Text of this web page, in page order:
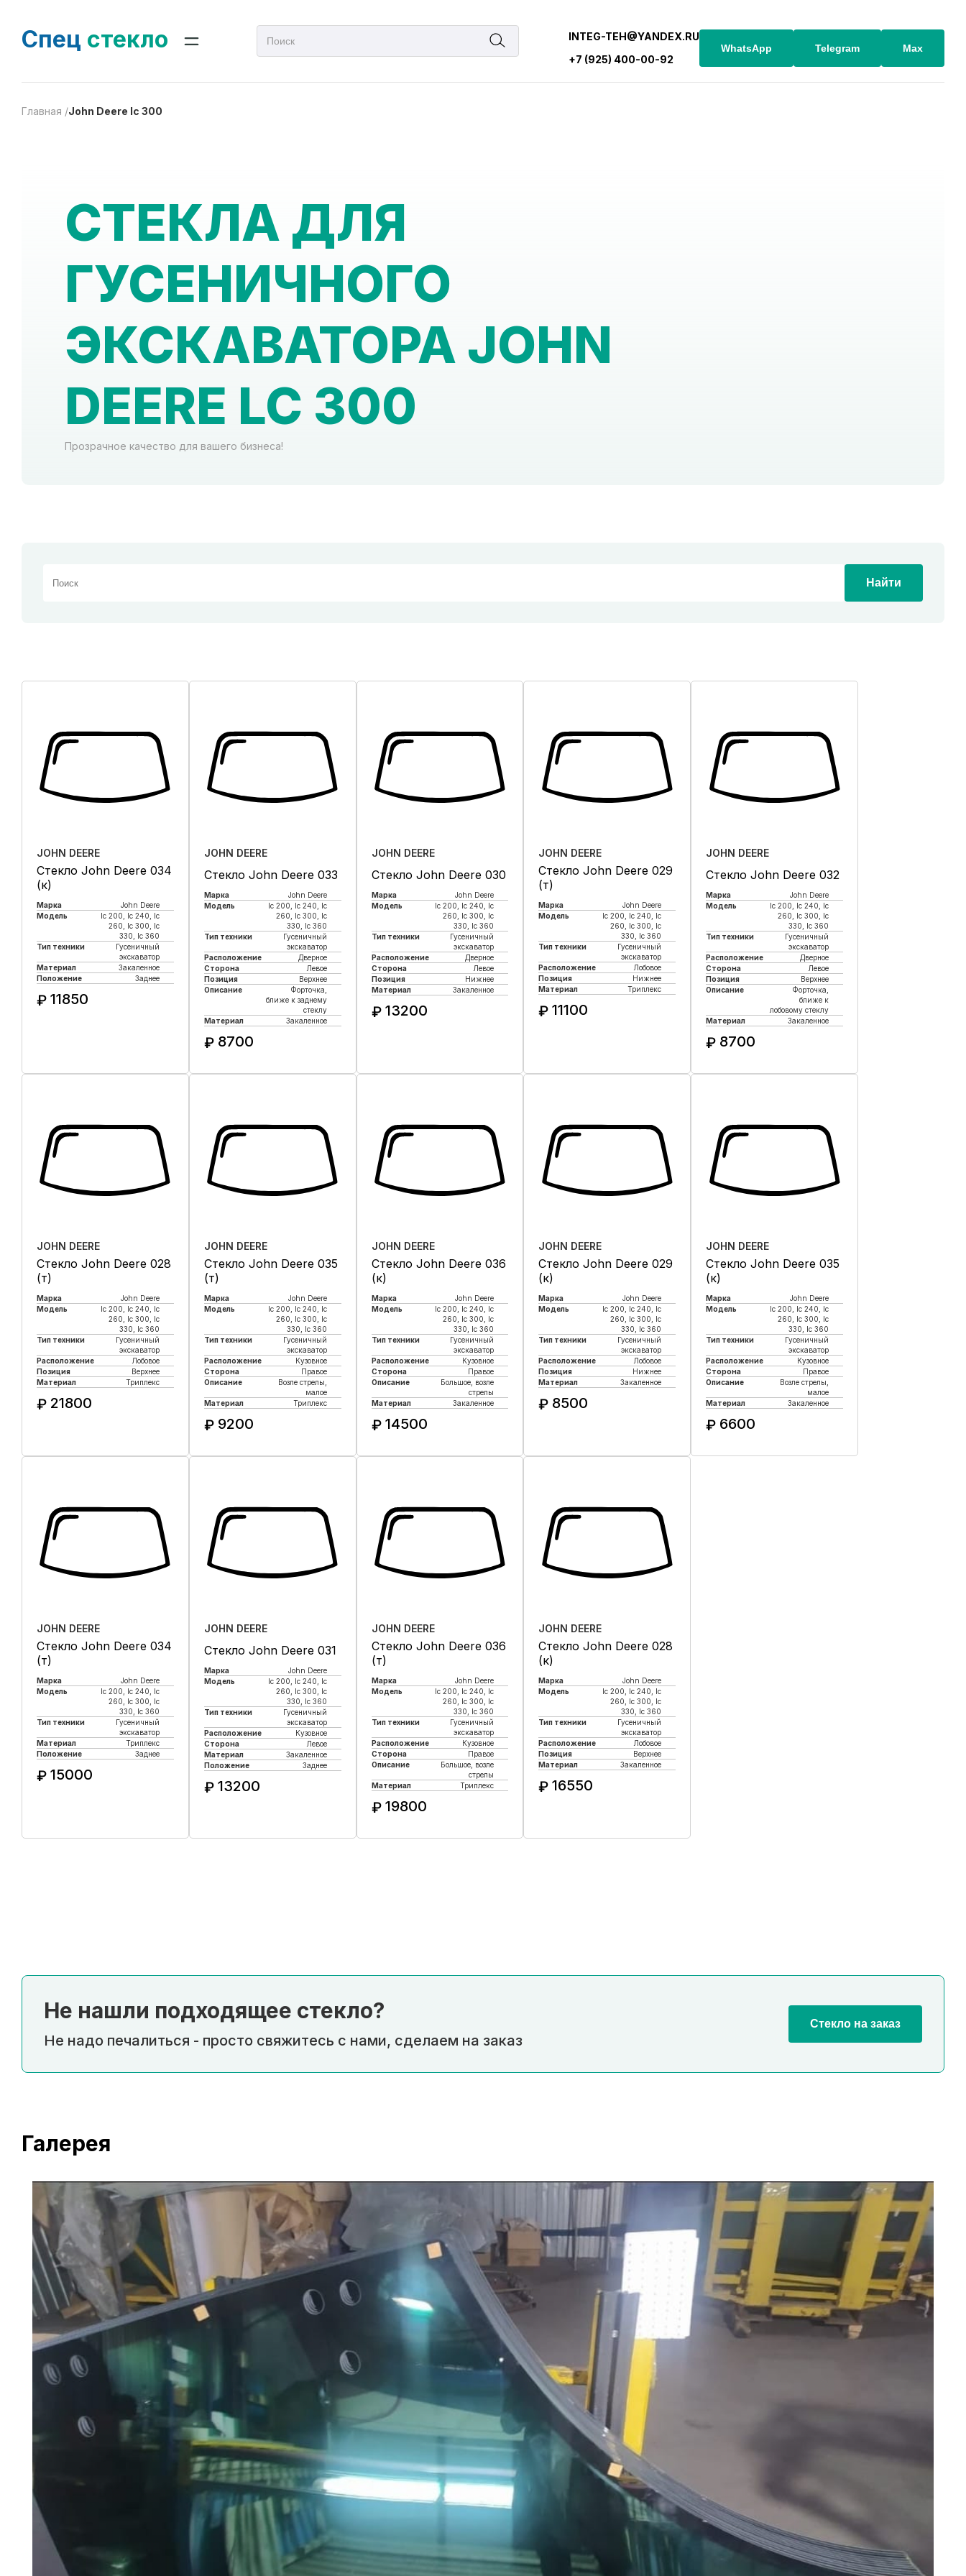
Спец стекло
INTEG-TEH@YANDEX.RU
+7 (925) 400-00-92
WhatsApp Telegram Max
Главная /John Deere lc 300
СТЕКЛА ДЛЯ
ГУСЕНИЧНОГО
ЭКСКАВАТОРА JOHN
DEERE LC 300
Прозрачное качество для вашего бизнеса!
Найти
JOHN DEERE
Стекло John Deere 034
(к)
Марка
John Deere
Модель
lc 200, lc 240, lc
260, lc 300, lc
330, lc 360
Тип техники
Гусеничный
экскаватор
Материал
Закаленное
Положение
Заднее
₽ 11850
JOHN DEERE
Стекло John Deere 033
Марка
John Deere
Модель
lc 200, lc 240, lc
260, lc 300, lc
330, lc 360
Тип техники
Гусеничный
экскаватор
Расположение
Дверное
Сторона
Левое
Позиция
Верхнее
Описание
Форточка,
ближе к заднему
стеклу
Материал
Закаленное
₽ 8700
JOHN DEERE
Стекло John Deere 030
Марка
John Deere
Модель
lc 200, lc 240, lc
260, lc 300, lc
330, lc 360
Тип техники
Гусеничный
экскаватор
Расположение
Дверное
Сторона
Левое
Позиция
Нижнее
Материал
Закаленное
₽ 13200
JOHN DEERE
Стекло John Deere 029
(т)
Марка
John Deere
Модель
lc 200, lc 240, lc
260, lc 300, lc
330, lc 360
Тип техники
Гусеничный
экскаватор
Расположение
Лобовое
Позиция
Нижнее
Материал
Триплекс
₽11100
JOHN DEERE
Стекло John Deere 032
Марка
John Deere
Модель
lc 200, lc 240, lc
260, lc 300, lc
330, lc 360
Тип техники
Гусеничный
экскаватор
Расположение
Дверное
Сторона
Левое
Позиция
Верхнее
Описание
Форточка,
ближе к
лобовому стеклу
Материал
Закаленное
₽ 8700
JOHN DEERE
Стекло John Deere 028
(т)
Марка
John Deere
Модель
lc 200, lc 240, lc
260, lc 300, lc
330, lc 360
Тип техники
Гусеничный
экскаватор
Расположение
Лобовое
Позиция
Верхнее
Материал
Триплекс
₽ 21800
JOHN DEERE
Стекло John Deere 035
(т)
Марка
John Deere
Модель
lc 200, lc 240, lc
260, lc 300, lc
330, lc 360
Тип техники
Гусеничный
экскаватор
Расположение
Кузовное
Сторона
Правое
Описание
Возле стрелы,
малое
Материал
Триплекс
₽ 9200
JOHN DEERE
Стекло John Deere 036
(к)
Марка
John Deere
Модель
lc 200, lc 240, lc
260, lc 300, lc
330, lc 360
Тип техники
Гусеничный
экскаватор
Расположение
Кузовное
Сторона
Правое
Описание
Большое, возле
стрелы
Материал
Закаленное
₽ 14500
JOHN DEERE
Стекло John Deere 029
(к)
Марка
John Deere
Модель
lc 200, lc 240, lc
260, lc 300, lc
330, lc 360
Тип техники
Гусеничный
экскаватор
Расположение
Лобовое
Позиция
Нижнее
Материал
Закаленное
₽ 8500
JOHN DEERE
Стекло John Deere 035
(к)
Марка
John Deere
Модель
lc 200, lc 240, lc
260, lc 300, lc
330, lc 360
Тип техники
Гусеничный
экскаватор
Расположение
Кузовное
Сторона
Правое
Описание
Возле стрелы,
малое
Материал
Закаленное
₽ 6600
JOHN DEERE
Стекло John Deere 034
(т)
Марка
John Deere
Модель
lc 200, lc 240, lc
260, lc 300, lc
330, lc 360
Тип техники
Гусеничный
экскаватор
Материал
Триплекс
Положение
Заднее
₽ 15000
JOHN DEERE
Стекло John Deere 031
Марка
John Deere
Модель
lc 200, lc 240, lc
260, lc 300, lc
330, lc 360
Тип техники
Гусеничный
экскаватор
Расположение
Кузовное
Сторона
Левое
Материал
Закаленное
Положение
Заднее
₽ 13200
JOHN DEERE
Стекло John Deere 036
(т)
Марка
John Deere
Модель
lc 200, lc 240, lc
260, lc 300, lc
330, lc 360
Тип техники
Гусеничный
экскаватор
Расположение
Кузовное
Сторона
Правое
Описание
Большое, возле
стрелы
Материал
Триплекс
₽ 19800
JOHN DEERE
Стекло John Deere 028
(к)
Марка
John Deere
Модель
lc 200, lc 240, lc
260, lc 300, lc
330, lc 360
Тип техники
Гусеничный
экскаватор
Расположение
Лобовое
Позиция
Верхнее
Материал
Закаленное
₽16550
Не нашли подходящее стекло?
Не надо печалиться - просто свяжитесь с нами, сделаем на заказ
Стекло на заказ
Галерея